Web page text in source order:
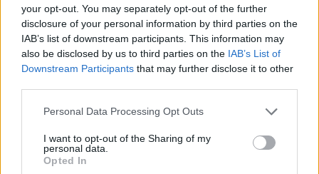
your opt-out. You may separately opt-out of the further
disclosure of your personal information by third parties on the
IAB’s list of downstream participants. This information may
also be disclosed by us to third parties on the IAB’s List of
Downstream Participants that may further disclose it to other
Personal Data Processing Opt Outs
I want to opt-out of the Sharing of my
personal data.
Opted In
Váratlan csökkenést mutatott júliusban a
feldolgozóipari rendelésállomány
Németországban. Az elemzők 0.4%-os
növekedésre számítottak, ezzel szemben a
Az előző év azonos időszakához képest a
rendelésállomány 4.4%-kal maradt el. A legjelentősebb
csökkenés az exportrendeléseknél következett be, itt is